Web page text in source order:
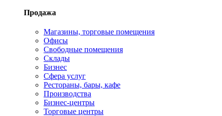
Продажа
Магазины, торговые помещения
Офисы
Свободные помещения
Склады
Бизнес
Сфера услуг
Рестораны, бары, кафе
Производства
Бизнес-центры
Торговые центры